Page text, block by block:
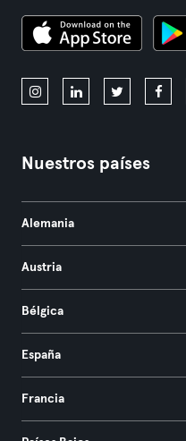
Nuestros países
Alemania
Austria
Bélgica
España
Francia